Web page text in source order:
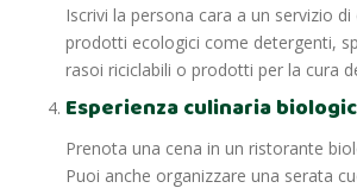
Iscrivi la persona cara a un servizio
prodotti ecologici come detergenti,
rasoi riciclabili o prodotti per la cura
Esperienza culinaria
Prenota una cena in un ristorante
Puoi anche organizzare una serata